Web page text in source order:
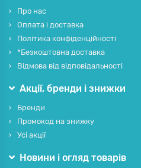
Про нас
Оплата і доставка
Політика конфіденційності
*Безкоштовна доставка
Відмова від відповідальності
Акції, бренди і знижки
Бренди
Промокод на знижку
Усі акції
Новини і огляд товарів